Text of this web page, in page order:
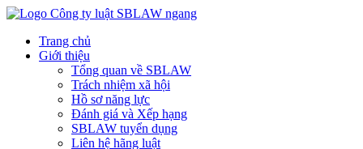
Trang chủ
Giới thiệu
Tổng quan về SBLAW
Trách nhiệm xã hội
Hồ sơ năng lực
Đánh giá và Xếp hạng
SBLAW tuyển dụng
Liên hệ hãng luật